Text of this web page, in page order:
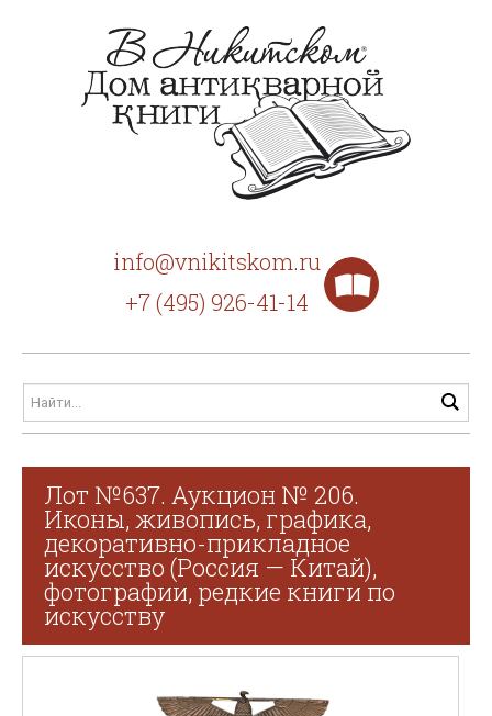
info@vnikitskom.ru
+7 (495) 926-41-14
Лот №637. Аукцион № 206.
Иконы, живопись, графика,
декоративно-прикладное
искусство (Россия — Китай),
фотографии, редкие книги по
искусству